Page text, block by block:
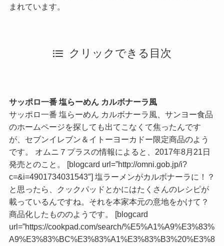
まれています。
クリックできる目次
サッポロ一番 塩らーめん カルボナーラ風
サッポロ一番 塩らーめん カルボナーラ風、サンヨー食品
のホームページを探しても出てこなくて焦ったんです
が、セブンイレブン＆イトーヨーカドー限定商品のよう
です。 オムニ７プラスの情報によると、2017年8月21日
発売とのこと。 [blogcard url=”http://omni.gob.jp/i?
c=&i=4901734031543″] 塩ラーメンがカルボナーラに！？
と思ったら、クックパッドとかにはたくさんのレシピが
載っているんですね。それを本家本元の意地をかけて？
商品化したもののようです。 [blogcard
url=”https://cookpad.com/search/%E5%A1%A9%E3%83%
A9%E3%83%BC%E3%83%A1%E3%83%B3%20%E3%8